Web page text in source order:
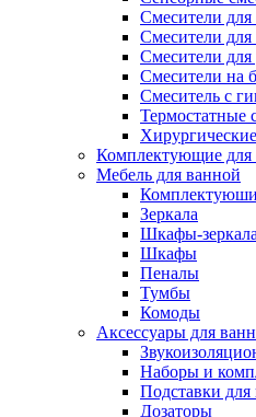
Смесители для
Смесители
Смесители
Смесители на
Смеситель с
Термостатные
Комплектующие для
Мебель для ванной
Зеркала
Шкафы-зеркала
Шкафы
Пеналы
Тумбы
Комоды
Аксессуары для
Наборы и
Подставки для
Дозаторы